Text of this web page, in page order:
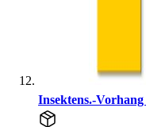
Insektens.-